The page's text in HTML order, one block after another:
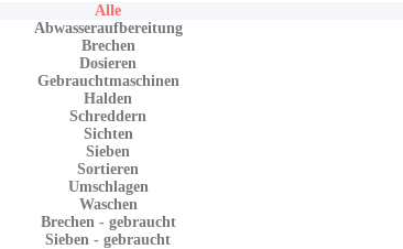
Alle
Abwasseraufbereitung
Brechen
Dosieren
Gebrauchtmaschinen
Halden
Schreddern
Sichten
Sieben
Sortieren
Umschlagen
Waschen
Brechen - gebraucht
Sieben - gebraucht